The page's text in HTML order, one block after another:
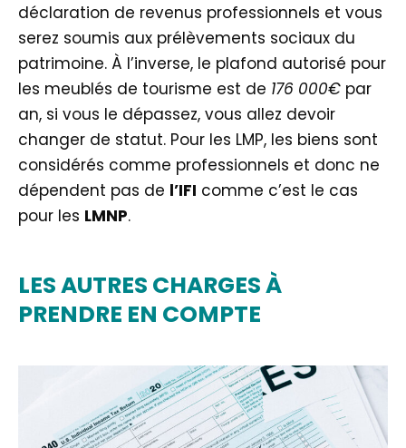
déclaration de revenus professionnels et vous
serez soumis aux prélèvements sociaux du
patrimoine. À l’inverse, le plafond autorisé pour
les meublés de tourisme est de 176 000€ par
an, si vous le dépassez, vous allez devoir
changer de statut. Pour les LMP, les biens sont
considérés comme professionnels et donc ne
dépendent pas de l’IFI comme c’est le cas
pour les LMNP.
LES AUTRES CHARGES À
PRENDRE EN COMPTE